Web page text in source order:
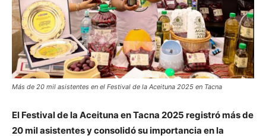
Más de 20 mil asistentes en el Festival de la Aceituna 2025 en Tacna
El Festival de la Aceituna en Tacna 2025 registró más de
20 mil asistentes y consolidó su importancia en la